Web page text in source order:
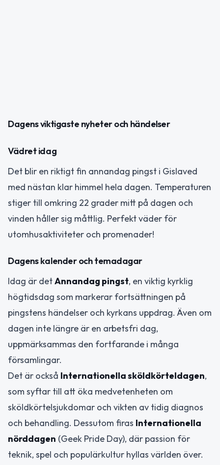
Dagens viktigaste nyheter och händelser
Vädret idag
Det blir en riktigt fin annandag pingst i Gislaved
med nästan klar himmel hela dagen. Temperaturen
stiger till omkring 22 grader mitt på dagen och
vinden håller sig måttlig. Perfekt väder för
utomhusaktiviteter och promenader!
Dagens kalender och temadagar
Idag är detAnnandag pingst, en viktig kyrklig
högtidsdag som markerar fortsättningen på
pingstens händelser och kyrkans uppdrag. Även om
dagen inte längre är en arbetsfri dag,
uppmärksammas den fortfarande i många
församlingar.
Det är också Internationella sköldkörteldagen,
som syftar till att öka medvetenheten om
sköldkörtelsjukdomar och vikten av tidig diagnos
och behandling. Dessutom firas Internationella
nörddagen (Geek Pride Day), där passion för
teknik, spel och populärkultur hyllas världen över.